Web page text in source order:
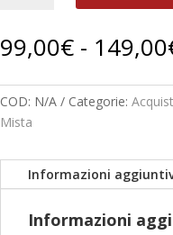
BV
13
quantità
99,00€ - 149,00
COD: N/A Categorie:
Mista
Informazioni
Informazioni